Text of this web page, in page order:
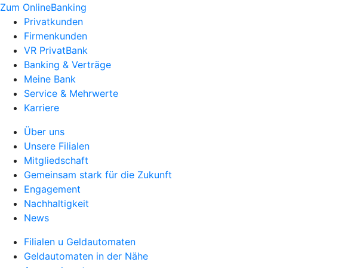
Zum OnlineBanking
Privatkunden
Firmenkunden
VR PrivatBank
Banking & Verträge
Meine Bank
Service & Mehrwerte
Karriere
Über uns
Unsere Filialen
Mitgliedschaft
Gemeinsam stark für die Zukunft
Engagement
Nachhaltigkeit
News
Filialen u Geldautomaten
Geldautomaten in der Nähe